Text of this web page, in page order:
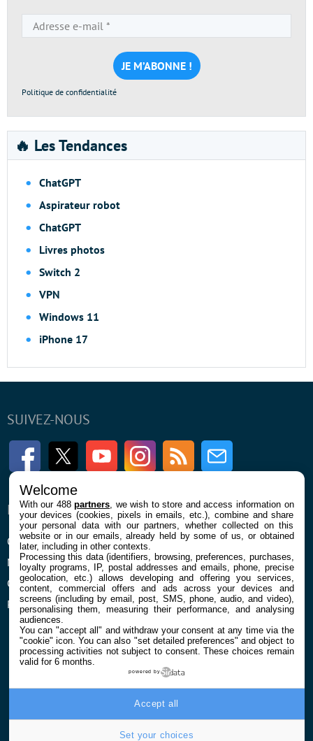
e-
mail
*
Politique de confidentialité
🔥 Les Tendances
ChatGPT
Aspirateur robot
ChatGPT
Livres photos
Switch 2
VPN
Windows 11
iPhone 17
SUIVEZ-NOUS
FacebookTwitter Youtube InstagramRSS Newsletter
ENTREPRISE
Qui sommes nous
Mentions légales et CGU
Confidentialité et Cookies
Préférences cookies
À PROPOS
La rédaction
Contact
Welcome
With our 488partners , we wish to store and access information on
your devices (cookies, pixels in emails, etc.), combine and share
your personal data with our partners, whether collected on this
website or in our emails, already held by some of us, or obtained
later, including in other contexts.
Processing this data (identifiers, browsing, preferences, purchases,
loyalty programs, IP, postal addresses and emails, phone, precise
geolocation, etc.) allows developing and offering you services,
content, commercial offers and ads across your devices and
screens (including by email, post, SMS, phone, audio, and video),
personalising them, measuring their performance, and analysing
audiences.
You can "accept all" and withdraw your consent at any time via the
"cookie" icon. You can also "set detailed preferences" and object to
processing activities not subject to consent. These choices remain
valid for 6 months.
powered by
Set your choices
Accept all